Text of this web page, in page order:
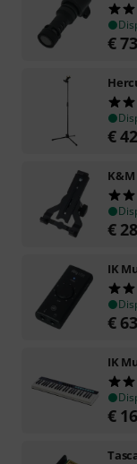
€73
€42
K&M
€ 28
IK
€ 63
IK
€